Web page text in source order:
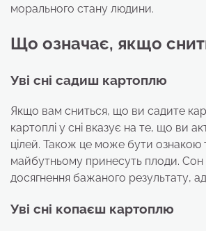
морального стану людини.
Що означає, якщо
Уві сні садиш картоплю
Якщо вам сниться, що ви садите
картоплі у сні вказує на те, що ви
цілей. Також це може бути ознакою
майбутньому принесуть плоди. Сон
досягнення бажаного результату,
Уві сні копаєш картоплю